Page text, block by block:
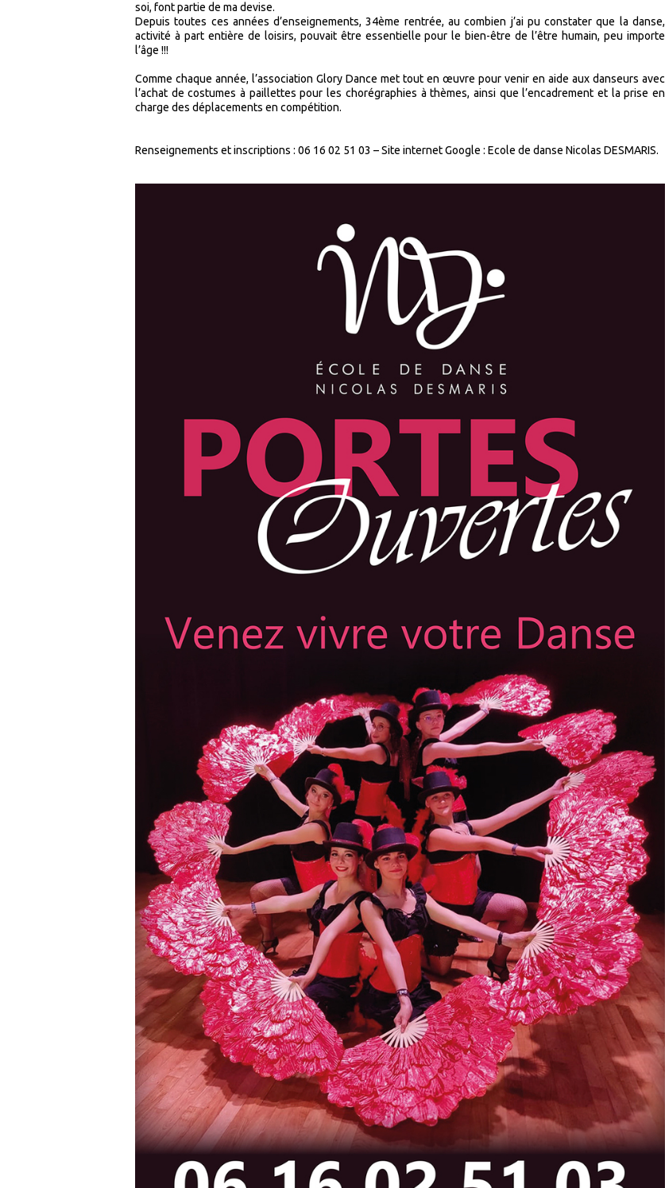
soi, font partie de ma devise.
Depuis toutes ces années d’enseignements, 34ème rentrée, au combien j’ai pu constater que la danse,
activité à part entière de loisirs, pouvait être essentielle pour le bien-être de l’être humain, peu importe
l’âge !!!
Comme chaque année, l’association Glory Dance met tout en œuvre pour venir en aide aux danseurs avec
l’achat de costumes à paillettes pour les chorégraphies à thèmes, ainsi que l’encadrement et la prise en
charge des déplacements en compétition.
Renseignements et inscriptions : 06 16 02 51 03 – Site internet Google : Ecole de danse Nicolas DESMARIS.